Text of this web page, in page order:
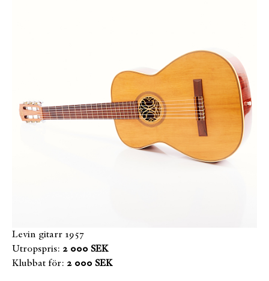
Levin gitarr 1957
Utropspris: 2 000 SEK
Klubbat för: 2 000 SEK